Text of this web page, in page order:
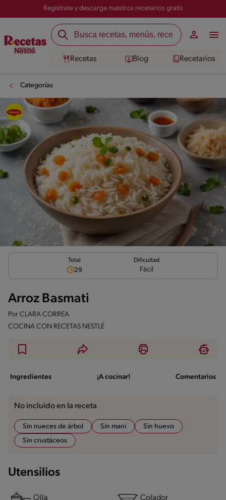
Registrate y descarga nuestros recetarios gratis
Recetas Blog Recetarios
Categorías
Total
29
Dificultad
Fácil
Arroz Basmati
Por CLARA CORREA
COCINA CON RECETAS NESTLÉ
Ingredientes ¡A cocinar! Comentarios
No incluido en la receta
Sin nueces de árbol Sin maní
Sin huevo
Sin crustáceos
Utensilios
Olla Colador